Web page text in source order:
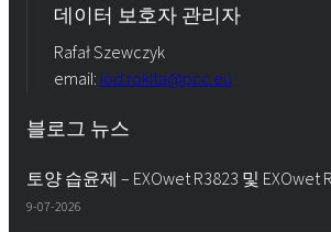
데이터 보호자 관리자
Rafał Szewczyk
email: iod.rokita@pcc.eu
블로그 뉴스
토양 습윤제 – EXOwet R3823 및 EXOwet
9-07-2026